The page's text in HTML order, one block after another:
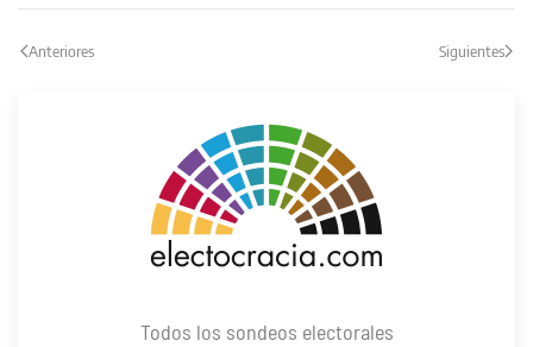
Anteriores Siguientes
Todos los sondeos electorales